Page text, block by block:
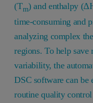
(Tm) and enthalpy
time-consuming and
analyzing complex
regions. To help save
variability, the
DSC software can be
routine quality